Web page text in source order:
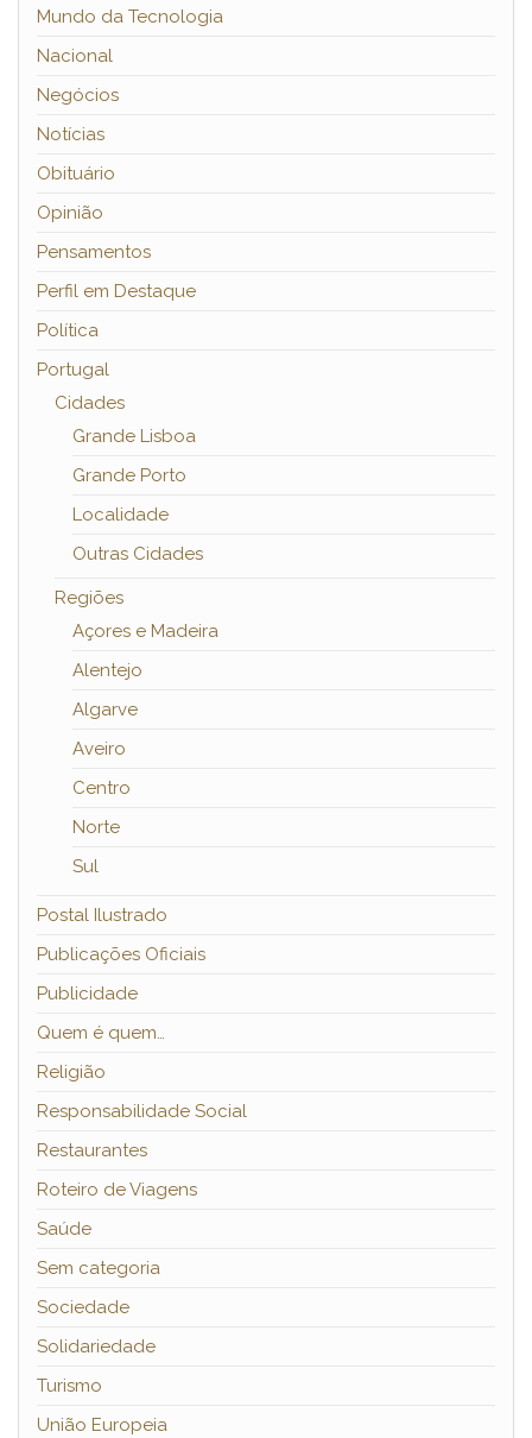
Mundo da Tecnologia
Nacional
Negócios
Notícias
Obituário
Opinião
Pensamentos
Perfil em Destaque
Política
Portugal
Cidades
Grande Lisboa
Grande Porto
Localidade
Outras Cidades
Regiões
Açores e Madeira
Alentejo
Algarve
Aveiro
Centro
Norte
Sul
Postal Ilustrado
Publicações Oficiais
Publicidade
Quem é quem…
Religião
Responsabilidade Social
Restaurantes
Roteiro de Viagens
Saúde
Sem categoria
Sociedade
Solidariedade
Turismo
União Europeia